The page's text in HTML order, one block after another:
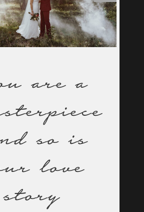
are a
so is
love
story